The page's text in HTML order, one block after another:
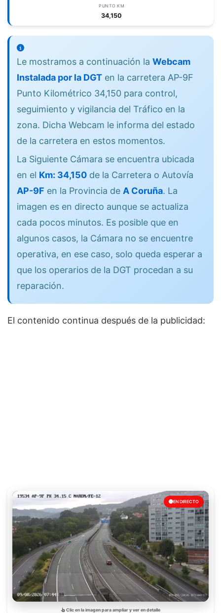
PUNTO KM
34,150
Le mostramos a continuación la Webcam
Instalada por la DGT en la carretera AP-9F
Punto Kilométrico 34,150 para control,
seguimiento y vigilancia del Tráfico en la
zona. Dicha Webcam le informa del estado
de la carretera en estos momentos.
La Siguiente Cámara se encuentra ubicada
en el Km: 34,150 de la Carretera o Autovía
AP-9F en la Provincia de A Coruña. La
imagen es en directo aunque se actualiza
cada pocos minutos. Es posible que en
algunos casos, la Cámara no se encuentre
operativa, en ese caso, solo queda esperar a
que los operarios de la DGT procedan a su
reparación.
El contenido continua después de la publicidad:
EN DIRECTO
Clic en la imagen para ampliar y ver en detalle